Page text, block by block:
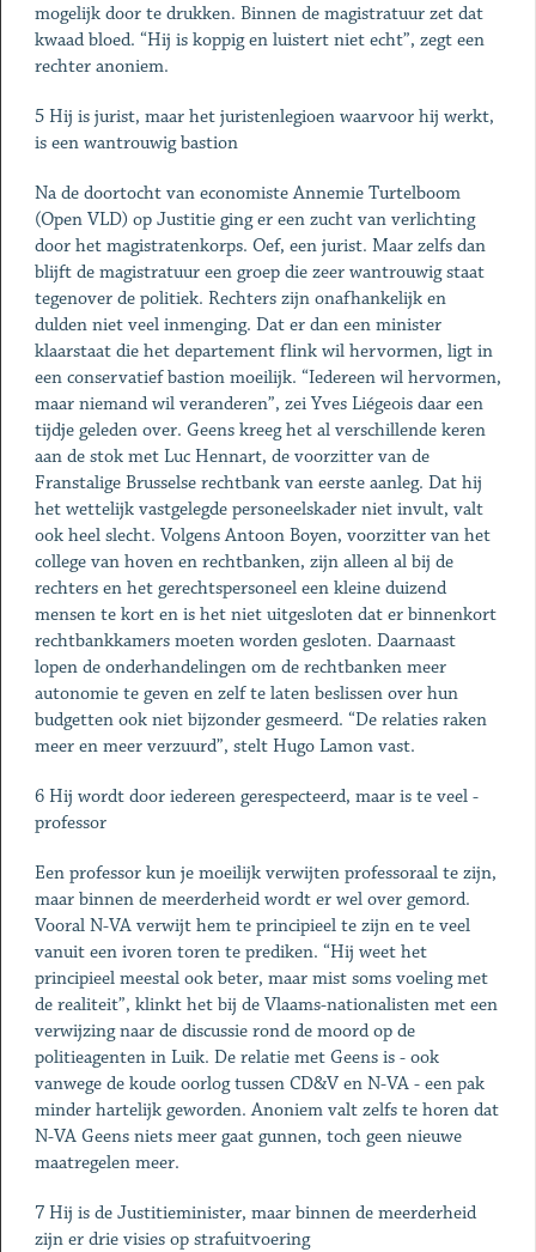
mogelijk door te drukken. Binnen de magistratuur zet dat
kwaad bloed. “Hij is koppig en luistert niet echt”, zegt een
rechter anoniem.
5 Hij is jurist, maar het ­juristenlegioen waarvoor hij werkt,
is een ­wantrouwig bastion
Na de doortocht van economiste Annemie Turtelboom
(Open VLD) op Justitie ging er een zucht van verlichting
door het magistratenkorps. Oef, een jurist. Maar zelfs dan
blijft de magistratuur een groep die zeer wantrouwig staat
tegenover de politiek. Rechters zijn onafhankelijk en
dulden niet veel inmenging. Dat er dan een minister
klaarstaat die het departement flink wil hervormen, ligt in
een conservatief bastion moeilijk. “Iedereen wil hervormen,
maar niemand wil veranderen”, zei Yves Liégeois daar een
tijdje geleden over. Geens kreeg het al verschillende keren
aan de stok met Luc Hennart, de voorzitter van de
Franstalige Brusselse rechtbank van eerste aanleg. Dat hij
het wettelijk vastgelegde personeelskader niet invult, valt
ook heel slecht. Volgens Antoon Boyen, voorzitter van het
college van hoven en rechtbanken, zijn alleen al bij de
rechters en het gerechtspersoneel een kleine duizend
mensen te kort en is het niet uitgesloten dat er binnenkort
rechtbankkamers moeten worden gesloten. Daarnaast
lopen de onderhandelingen om de rechtbanken meer
autonomie te geven en zelf te laten beslissen over hun
budgetten ook niet bijzonder gesmeerd. “De relaties raken
meer en meer verzuurd”, stelt Hugo Lamon vast.
6 Hij wordt door iedereen ­gerespecteerd, maar is te veel ­
professor
Een professor kun je moeilijk verwijten professoraal te zijn,
maar binnen de meerderheid wordt er wel over gemord.
Vooral N-VA verwijt hem te principieel te zijn en te veel
vanuit een ivoren toren te prediken. “Hij weet het
principieel meestal ook beter, maar mist soms voeling met
de realiteit”, klinkt het bij de Vlaams-nationalisten met een
verwijzing naar de discussie rond de moord op de
politieagenten in Luik. De relatie met Geens is - ook
vanwege de koude oorlog tussen CD&V en N-VA - een pak
minder hartelijk geworden. Anoniem valt zelfs te horen dat
N-VA Geens niets meer gaat gunnen, toch geen nieuwe
maatregelen meer.
7 Hij is de Justitieminister, maar binnen de meerderheid
zijn er drie visies op strafuitvoering